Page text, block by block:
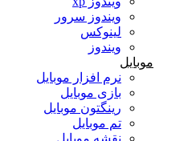
ویندوز سرور
لینوکس
ویندوز
موبایل
نرم افزار موبایل
بازی موبایل
رینگتون موبایل
تم موبایل
نقشه موبایل